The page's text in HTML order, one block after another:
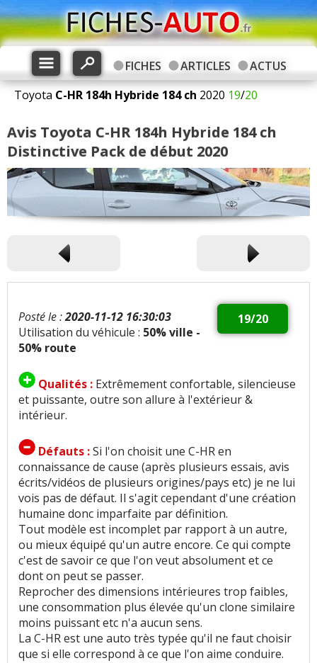
FICHES ARTICLES
ACTUS
Toyota C-HR 184h Hybride 184 ch 2020 19/20
Avis Toyota C-HR 184h Hybride 184 ch
Distinctive Pack de début 2020
19/20
Posté le :2020-11-12 16:30:03
Utilisation du véhicule : 50% ville -
50% route
Qualités : Extrêmement confortable, silencieuse
et puissante, outre son allure à l'extérieur &
intérieur.
Défauts :Si l'on choisit une C-HR en
connaissance de cause (après plusieurs essais, avis
écrits/vidéos de plusieurs origines/pays etc) je ne lui
vois pas de défaut. Il s'agit cependant d'une création
humaine donc imparfaite par définition.
Tout modèle est incomplet par rapport à un autre,
ou mieux équipé qu'un autre encore. Ce qui compte
c'est de savoir ce que l'on veut absolument et ce
dont on peut se passer.
Reprocher des dimensions intérieures trop faibles,
une consommation plus élevée qu'un clone similaire
moins puissant etc n'a aucun sens.
La C-HR est une auto très typée qu'il ne faut choisir
que si elle correspond à ce que l'on aime conduire.